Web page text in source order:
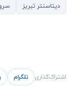
دیتاسنتر تبریز
اشتراک‌گذاری تلگرام
معمولاً در